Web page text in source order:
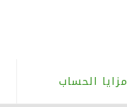
مزايا الحساب